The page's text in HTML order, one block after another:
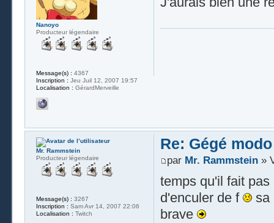
Nanoyo
Producteur légendaire
Message(s) : 4367
Inscription : Jeu Juil 12, 2007 19:57
Localisation : GérardMerveille
Re: Gégé
par Mr. Rammstein»
temps qu'il fait
d'enculer de f
sa
brave
Mr. Rammstein
Producteur légendaire
Message(s) : 3267
Inscription : Sam Avr 14, 2007 22:06
Localisation : Twitch